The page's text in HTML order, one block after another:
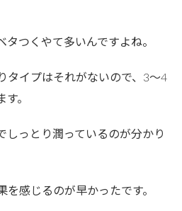
タつくやて多いんですよね。
タイプはそれがないので、3～4
。
しっとり潤っているのが分かり
感じるのが早かったです。